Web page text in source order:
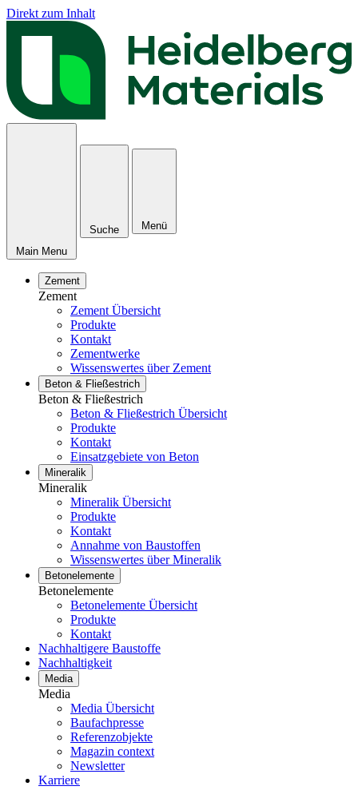
Direkt zum Inhalt
Main Menu
Suche Menü
Zement
Zement
Zement Übersicht
Produkte
Kontakt
Zementwerke
Wissenswertes über Zement
Beton & Fließestrich
Beton & Fließestrich
Beton & Fließestrich Übersicht
Produkte
Kontakt
Einsatzgebiete von Beton
Mineralik
Mineralik
Mineralik Übersicht
Produkte
Kontakt
Annahme von Baustoffen
Wissenswertes über Mineralik
Betonelemente
Betonelemente
Betonelemente Übersicht
Produkte
Kontakt
Nachhaltigere Baustoffe
Nachhaltigkeit
Media
Media
Media Übersicht
Baufachpresse
Referenzobjekte
Magazin context
Newsletter
Karriere